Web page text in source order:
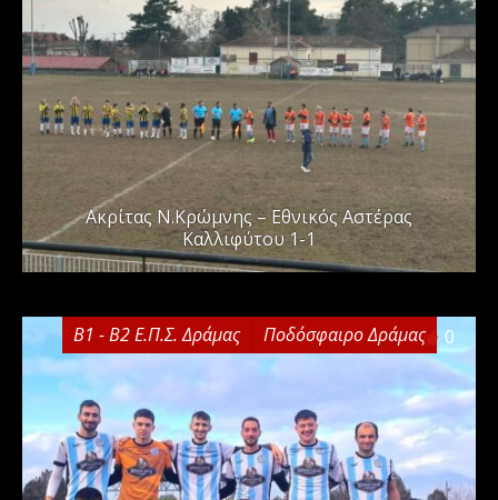
Ακρίτας Ν.Κρώμνης – Εθνικός Αστέρας
Καλλιφύτου 1-1
Β1 - Β2 Ε.Π.Σ. Δράμας Ποδόσφαιρο Δράμας 0